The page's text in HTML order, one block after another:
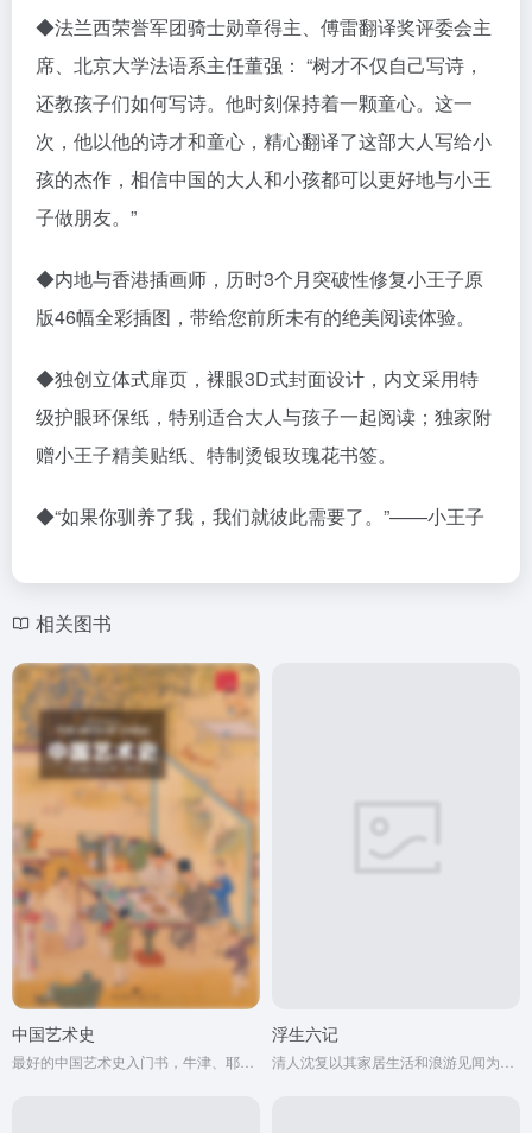
◆法兰西荣誉军团骑士勋章得主、傅雷翻译奖评委会主
席、北京大学法语系主任董强： “树才不仅自己写诗，
还教孩子们如何写诗。他时刻保持着一颗童心。这一
次，他以他的诗才和童心，精心翻译了这部大人写给小
孩的杰作，相信中国的大人和小孩都可以更好地与小王
子做朋友。”
◆内地与香港插画师，历时3个月突破性修复小王子原
版46幅全彩插图，带给您前所未有的绝美阅读体验。
◆独创立体式扉页，裸眼3D式封面设计，内文采用特
级护眼环保纸，特别适合大人与孩子一起阅读；独家附
赠小王子精美贴纸、特制烫银玫瑰花书签。
◆“如果你驯养了我，我们就彼此需要了。”——小王子
相关图书
中国艺术史 浮生六记